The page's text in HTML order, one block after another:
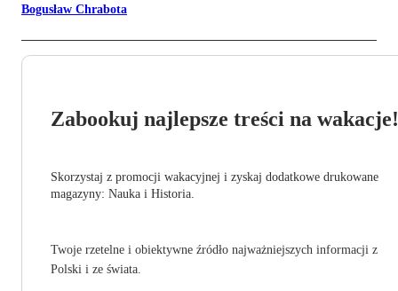
Bogusław Chrabota
Zabookuj najlepsze treści na wakacje!
Skorzystaj z promocji wakacyjnej i zyskaj dodatkowe drukowane
magazyny: Nauka i Historia.
Twoje rzetelne i obiektywne źródło najważniejszych informacji z
Polski i ze świata.